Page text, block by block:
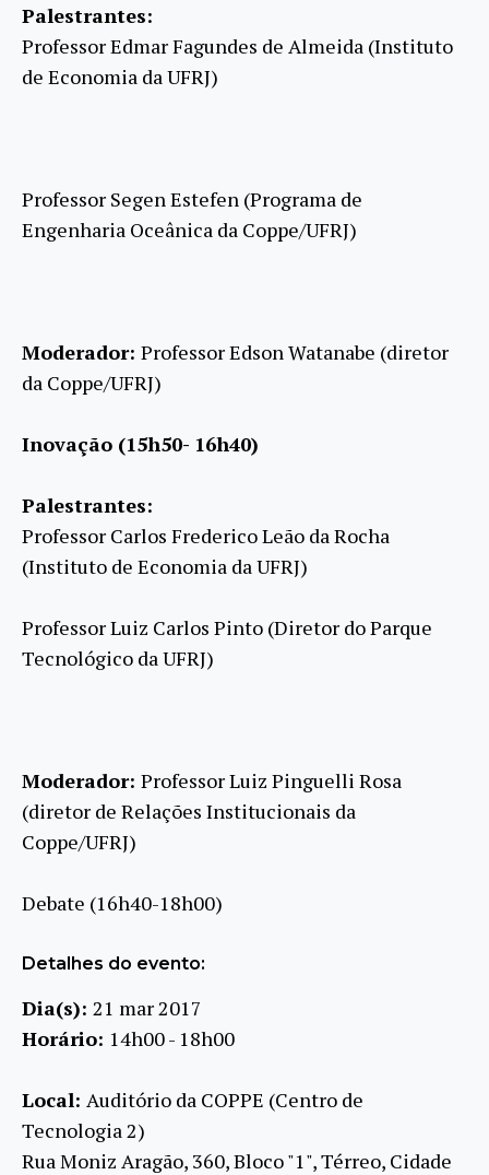
Palestrantes:
Professor Edmar Fagundes de Almeida (Instituto
de Economia da UFRJ)
Professor Segen Estefen (Programa de
Engenharia Oceânica da Coppe/UFRJ)
Moderador: Professor Edson Watanabe (diretor
da Coppe/UFRJ)
Inovação (15h50- 16h40)
Palestrantes:
Professor Carlos Frederico Leão da Rocha
(Instituto de Economia da UFRJ)
Professor Luiz Carlos Pinto (Diretor do Parque
Tecnológico da UFRJ)
Moderador: Professor Luiz Pinguelli Rosa
(diretor de Relações Institucionais da
Coppe/UFRJ)
Debate (16h40-18h00)
Detalhes do evento:
Dia(s): 21 mar 2017
Horário: 14h00 - 18h00
Local: Auditório da COPPE (Centro de
Tecnologia 2)
Rua Moniz Aragão, 360, Bloco "1", Térreo, Cidade